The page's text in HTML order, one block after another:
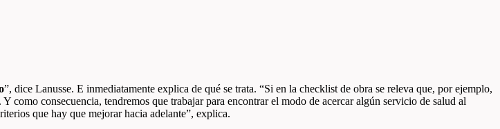
”, dice Lanusse. E inmediatamente explica de qué se trata. “Si en la checklist de obra se releva que, por ejemplo,
como consecuencia, tendremos que trabajar para encontrar el modo de acercar algún servicio de salud al
que hay que mejorar hacia adelante”, explica.